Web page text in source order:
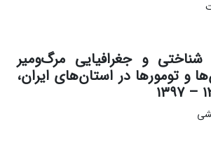
توزیع جمعیت ‎شناختی و جغرافیایی مرگ‌ومیر
و تومورها در استان‌های ایران،